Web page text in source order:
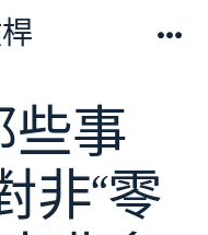
些事
非“零